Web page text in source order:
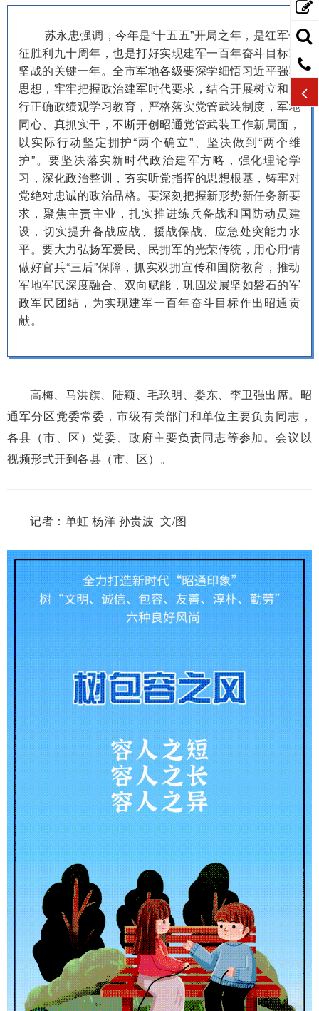
苏永忠强调，今年是“十五五”开局之年，是红军长
征胜利九十周年，也是打好实现建军一百年奋斗目标攻
坚战的关键一年。全市军地各级要深学细悟习近平强军
思想，牢牢把握政治建军时代要求，结合开展树立和践
行正确政绩观学习教育，严格落实党管武装制度，军地
同心、真抓实干，不断开创昭通党管武装工作新局面，
以实际行动坚定拥护“两个确立”、坚决做到“两个维
护”。要坚决落实新时代政治建军方略，强化理论学
习，深化政治整训，夯实听党指挥的思想根基，铸牢对
党绝对忠诚的政治品格。要深刻把握新形势新任务新要
求，聚焦主责主业，扎实推进练兵备战和国防动员建
设，切实提升备战应战、援战保战、应急处突能力水
平。要大力弘扬军爱民、民拥军的光荣传统，用心用情
做好官兵“三后”保障，抓实双拥宣传和国防教育，推动
军地军民深度融合、双向赋能，巩固发展坚如磐石的军
政军民团结，为实现建军一百年奋斗目标作出昭通贡
献。
高梅、马洪旗、陆颖、毛玖明、娄东、李卫强出席。昭
通军分区党委常委，市级有关部门和单位主要负责同志，
各县（市、区）党委、政府主要负责同志等参加。会议以
视频形式开到各县（市、区）。
记者：单虹 杨洋 孙贵波 文/图